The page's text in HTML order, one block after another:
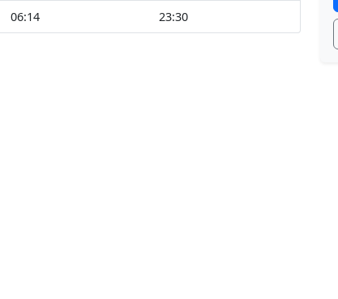
06:14 23:30